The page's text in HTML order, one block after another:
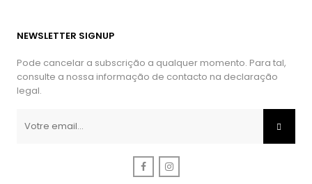
NEWSLETTER SIGNUP
Pode cancelar a subscrição a qualquer momento. Para tal,
consulte a nossa informação de contacto na declaração
legal.
Facebook